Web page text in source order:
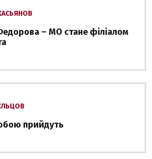
– МО стане філіалом
прийдуть